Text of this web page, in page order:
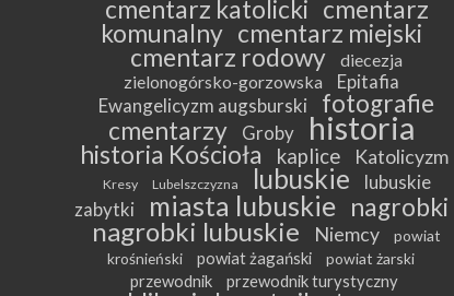
cmentarz katolicki cmentarz
komunalny cmentarz miejski
cmentarz rodowy
diecezja
zielonogórsko-gorzowska
Epitafia
Ewangelicyzm augsburski
fotografie
cmentarzy
Groby historia
historia Kościoła kaplice Katolicyzm
Kresy Lubelszczyzna lubuskie
lubuskie
zabytki
miasta lubuskie nagrobki
nagrobki lubuskie Niemcy
powiat
krośnieński
powiat żagański powiat żarski
przewodnik przewodnik turystyczny